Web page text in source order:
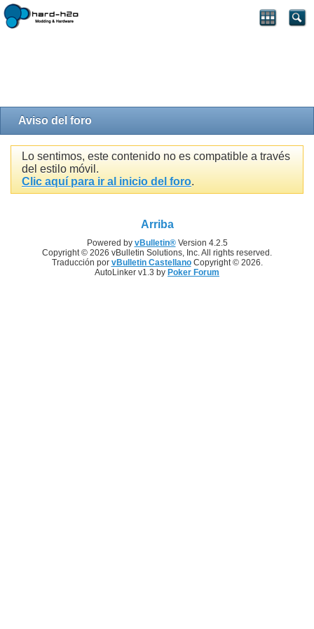
Aviso del foro
Lo sentimos, este contenido no es compatible a través
del estilo móvil.
Clic aquí para ir al inicio del foro.
Arriba
Powered by vBulletin®Version 4.2.5
Copyright © 2026 vBulletin Solutions, Inc. All rights reserved.
Traducción por vBulletin CastellanoCopyright © 2026.
AutoLinker v1.3 by Poker Forum